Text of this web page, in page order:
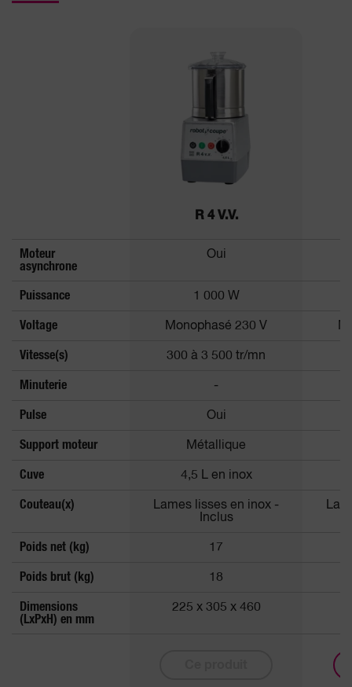
R 4 V.V.
Moteur
asynchrone
Oui
Puissance 1 000 W
Voltage Monophasé 230 V
Vitesse(s) 300 à 3 500 tr/mn
Minuterie -
Pulse Oui
Support moteur Métallique
Cuve 4,5 L en inox
Couteau(x)
Lames lisses en inox -
Inclus
Poids net (kg) 17
Poids brut (kg) 18
Dimensions
(LxPxH) en mm
225 x 305 x 460